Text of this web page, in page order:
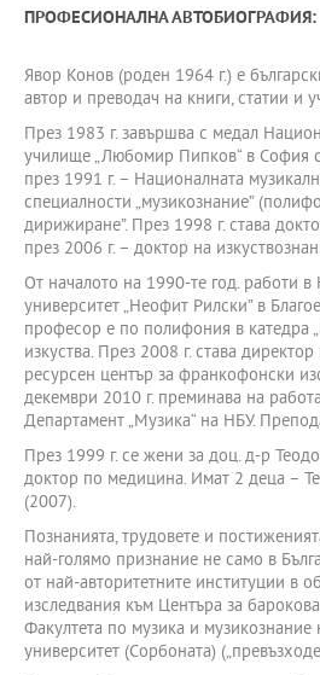
ПРОФЕСИОНАЛНА АВТОБИОГРАФИЯ:
Явор Конов (роден 1964 г.) е
автор и преводач на книги, статии и
През 1983 г. завършва с медал
училище „Любомир Пипков“ в София
през 1991 г. – Националната
специалности „музикознание”
дирижиране”. През 1998 г. става
през 2006 г. – доктор на
От началото на 1990-те год. работи
университет „Неофит Рилски” в
професор е по полифония в катедра
изкуства. През 2008 г. става
ресурсен център за франкофонски
декември 2010 г. преминава на
Департамент „Музика“ на НБУ.
През 1999 г. се жени за доц. д-р
доктор по медицина. Имат 2 деца –
(2007).
Познанията, трудовете и
най-голямо признание не само в
от най-авторитетните институции в
изследвания към Центъра за
Факултета по музика и
университет (Сорбоната)